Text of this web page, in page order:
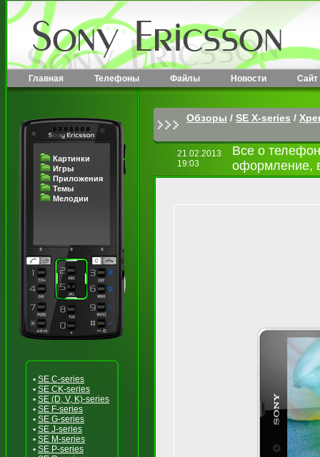
Главная Телефоны Файлы Новости Сайт
Картинки
Игры
Приложения
Темы
Мелодии
• SE C-series
• SE CK-series
• SE (D, V, K)-series
• SE F-series
• SE G-series
• SE J-series
• SE M-series
• SE P-series
Обзоры / SE X-series /
21.02.2013
19:03
Все о
оформление,